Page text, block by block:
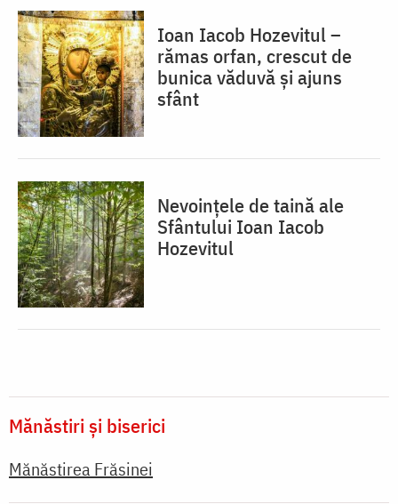
Ioan Iacob Hozevitul –
rămas orfan, crescut de
bunica văduvă și ajuns
sfânt
Nevoințele de taină ale
Sfântului Ioan Iacob
Hozevitul
Mănăstiri și biserici
Mănăstirea Frăsinei